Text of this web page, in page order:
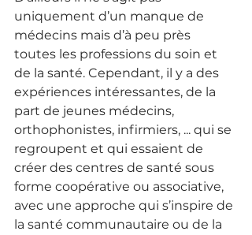
uniquement d’un manque de
médecins mais d’à peu près
toutes les professions du soin et
de la santé. Cependant, il y a des
expériences intéressantes, de la
part de jeunes médecins,
orthophonistes, infirmiers, ... qui se
regroupent et qui essaient de
créer des centres de santé sous
forme coopérative ou associative,
avec une approche qui s’inspire de
la santé communautaire ou de la